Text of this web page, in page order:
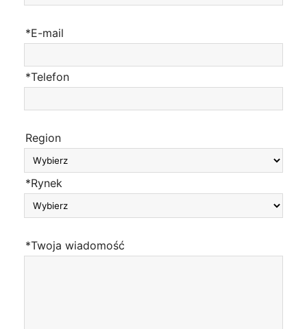
*E-mail
*Telefon
Region
*Rynek
*Twoja wiadomość